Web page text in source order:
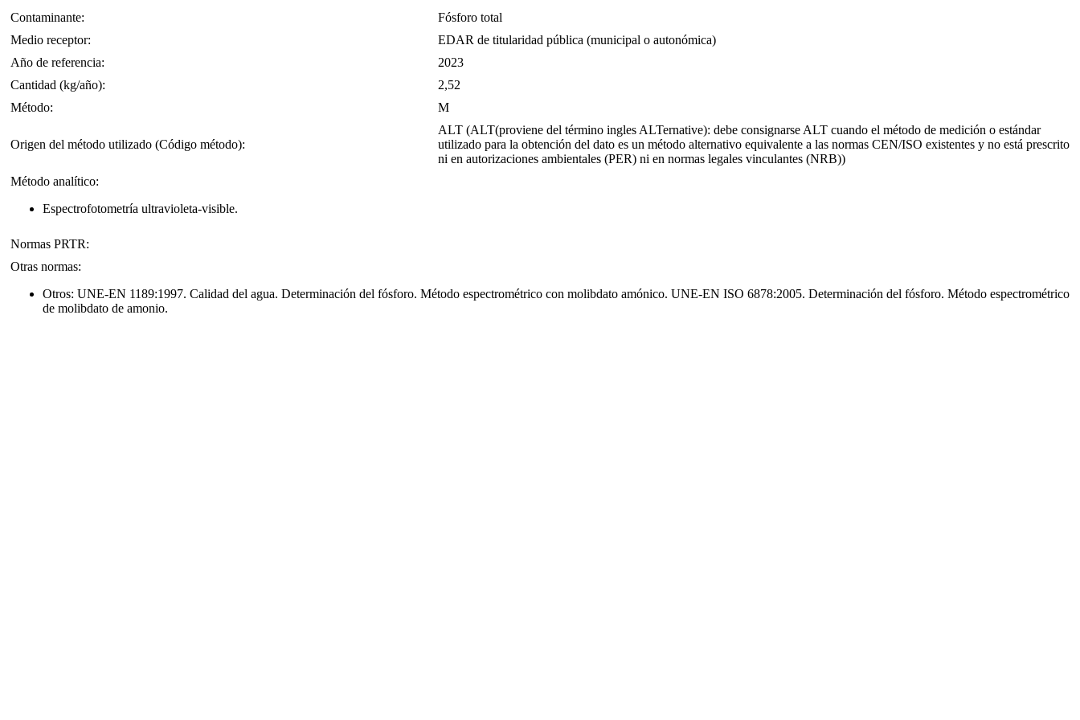
Contaminante:
Fósforo total
Medio receptor:
EDAR de titularidad pública (municipal o autonómica)
Año de referencia:
2023
Cantidad (kg/año):
2,52
Método:
M
Origen del método utilizado (Código método):
ALT (ALT(proviene del término ingles ALTernative): debe consignarse ALT cuando el método de medición o estándar
utilizado para la obtención del dato es un método alternativo equivalente a las normas CEN/ISO existentes y no está prescrito
ni en autorizaciones ambientales (PER) ni en normas legales vinculantes (NRB))
Método analítico:
Espectrofotometría ultravioleta-visible.
Normas PRTR:
Otras normas:
Otros: UNE-EN 1189:1997. Calidad del agua. Determinación del fósforo. Método espectrométrico con molibdato amónico. UNE-EN ISO 6878:2005. Determinación del fósforo. Método espectrométrico
de molibdato de amonio.